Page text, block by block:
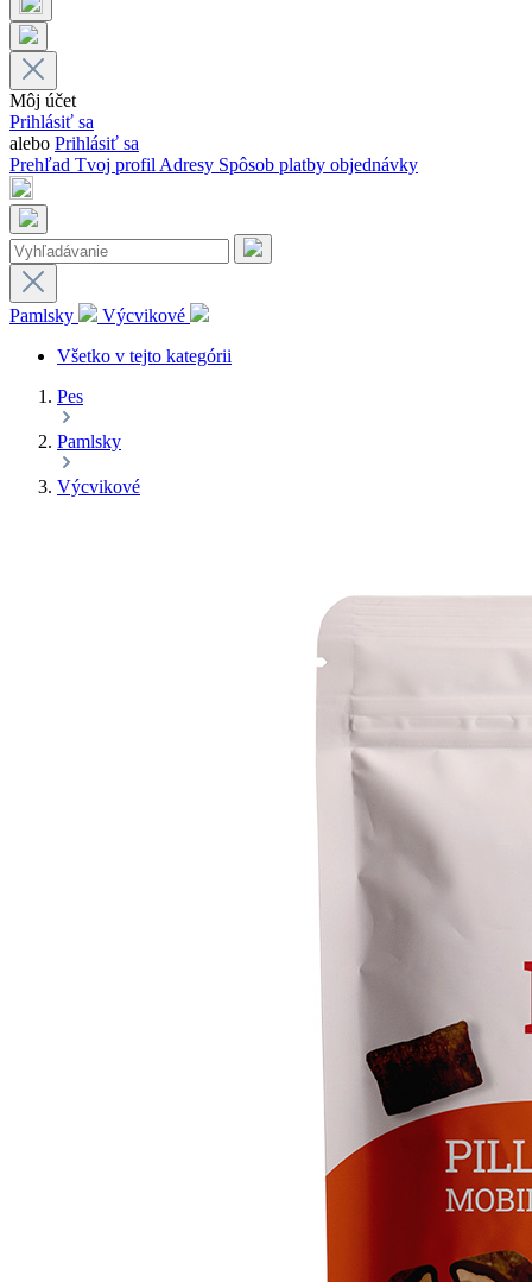
Môj účet
Prihlásiť sa
alebo Prihlásiť sa
Prehľad Tvoj profilAdresy Spôsob platby objednávky
Pamlsky
Výcvikové
Všetko v tejto kategórii
Pes
Pamlsky
Výcvikové